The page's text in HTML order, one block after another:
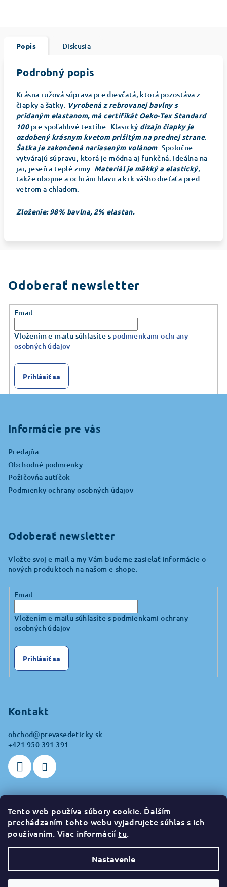
Tento web používa súbory cookie. Ďalším
prechádzaním tohto webu vyjadrujete súhlas s ich
používaním. Viac informácií tu.
Nastavenie
Popis Diskusia
Podrobný popis
Krásna ružová súprava pre dievčatá, ktorá pozostáva z
čiapky a šatky. Vyrobená z rebrovanej bavlny s
pridaným elastanom, má certifikát Oeko-Tex Standard
100pre spoľahlivé textílie. Klasický dizajn čiapky je
ozdobený krásnym kvetom prišitým na prednej strane.
Šatka je zakončená nariaseným volánom. Spoločne
vytvárajú súpravu, ktorá je módna aj funkčná. Ideálna na
jar, jeseň a teplé zimy. Materiál je mäkký a elastický,
takže obopne a ochráni hlavu a krk vášho dieťaťa pred
vetrom a chladom.
Zloženie: 98% bavlna, 2% elastan.
Odoberať newsletter
Email
Vložením e-mailu súhlasíte s podmienkami ochrany
osobných údajov
Prihlásiť sa
Informácie pre vás
Predajňa
Obchodné podmienky
Požičovňa autíčok
Podmienky ochrany osobných údajov
Odoberať newsletter
Vložte svoj e-mail a my Vám budeme zasielať informácie o
nových produktoch na našom e-shope.
Email
Vložením e-mailu súhlasíte s podmienkami ochrany
osobných údajov
Prihlásiť sa
Kontakt
obchod@prevasedeticky.sk
+421 950 391 391
Prijímame online platby
Copyright 2026prevasedeticky.sk. Všetky práva vyhradené.